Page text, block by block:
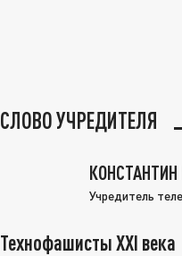
СЛОВО УЧРЕДИТЕЛЯ
Учредитель
Технофашисты XXI века